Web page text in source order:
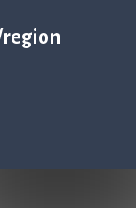
region
kontaktpersons